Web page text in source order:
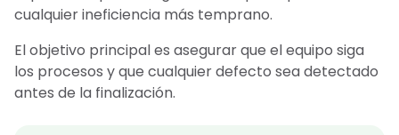
cualquier ineficiencia más temprano.
El objetivo principal es asegurar que el equipo siga
los procesos y que cualquier defecto sea detectado
antes de la finalización.